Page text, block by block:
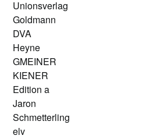
Unionsverlag
Goldmann
DVA
Heyne
GMEINER
KIENER
Edition a
Jaron
Schmetterling
elv